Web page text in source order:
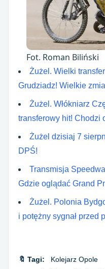
Fot. Roman Biliński
Żużel. Wielki
Grudziadz! Wielkie
Żużel. Włókniarz
transferowy hit! Chodzi
Żużel dzisiaj 7
DPŚ!
Transmisja
Gdzie oglądać Grand
Żużel. Polonia
i potężny sygnał przed
🔖 Tagi: Kolejarz Opole